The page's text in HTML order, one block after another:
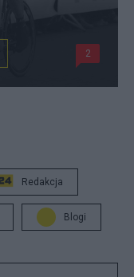
2
Redakcja
Blogi